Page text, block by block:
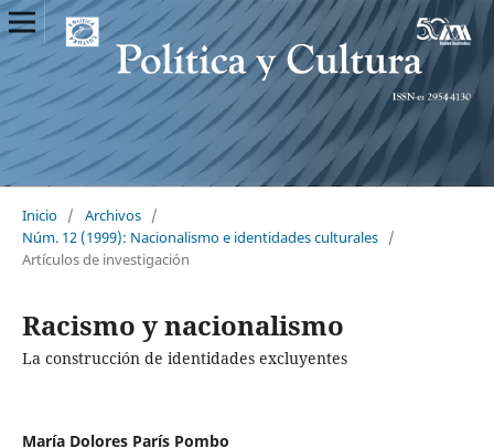
Inicio / Archivos /
Núm. 12 (1999): Nacionalismo e identidades culturales /
Artículos de investigación
Racismo y nacionalismo
La construcción de identidades excluyentes
María Dolores París Pombo